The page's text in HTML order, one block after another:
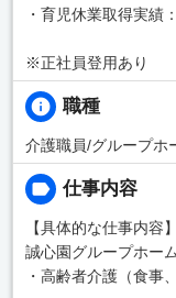
・育児休業取得実績
※正社員登用あり
職種
介護職員/グループホ
仕事内容
【具体的な仕事内容】
誠心園グループホー
・高齢者介護（食事